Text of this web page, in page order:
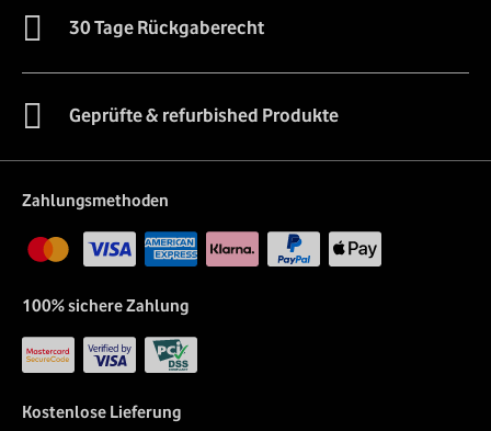
30 Tage Rückgaberecht
Geprüfte & refurbished Produkte
Zahlungsmethoden
100% sichere Zahlung
Kostenlose Lieferung